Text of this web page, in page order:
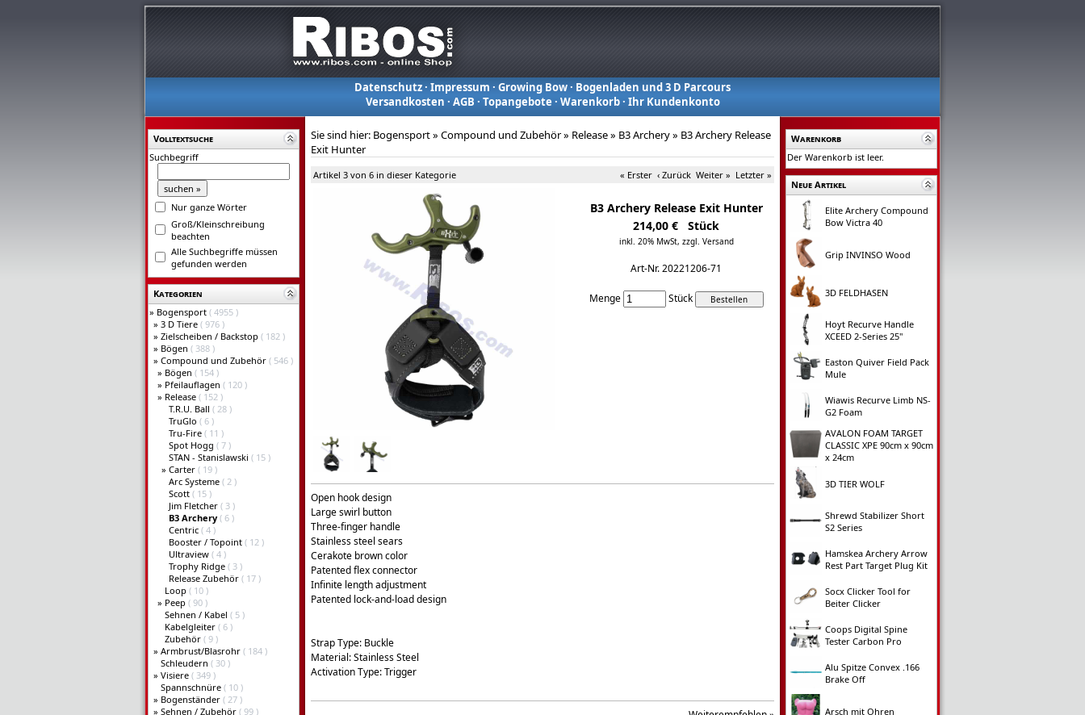
Datenschutz· Impressum · Growing Bow· Bogenladen und 3 D Parcours
Versandkosten · AGB · Topangebote · Warenkorb· Ihr Kundenkonto
Volltextsuche
Suchbegriff
Nur ganze Wörter
Groß/Kleinschreibung
beachten
Alle Suchbegriffe müssen
gefunden werden
Kategorien
» Bogensport ( 4955 )
» 3 D Tiere ( 976 )
» Zielscheiben / Backstop ( 182 )
» Bögen ( 388 )
» Compound und Zubehör ( 546 )
» Bögen ( 154 )
» Pfeilauflagen ( 120 )
» Release ( 152 )
T.R.U. Ball ( 28 )
TruGlo ( 6 )
Tru-Fire ( 11 )
Spot Hogg ( 7 )
STAN - Stanislawski ( 15 )
» Carter ( 19 )
Arc Systeme ( 2 )
Scott ( 15 )
Jim Fletcher ( 3 )
B3 Archery ( 6 )
Centric ( 4 )
Booster / Topoint ( 12 )
Ultraview ( 4 )
Trophy Ridge ( 3 )
Release Zubehör ( 17 )
Loop ( 10 )
» Peep ( 90 )
Sehnen / Kabel ( 5 )
Kabelgleiter ( 6 )
Zubehör ( 9 )
» Armbrust/Blasrohr ( 184 )
Schleudern ( 30 )
» Visiere ( 349 )
Spannschnüre ( 10 )
» Bogenständer ( 27 )
» Sehnen / Zubehör ( 99 )
Sie sind hier: Bogensport» Compound und Zubehör» Release» B3 Archery» B3 Archery Release
Exit Hunter
Artikel 3 von 6 in dieser Kategorie « Erster ‹ Zurück Weiter » Letzter »
B3 Archery Release Exit Hunter
214,00 € Stück
inkl. 20% MwSt, zzgl. Versand
Art-Nr. 20221206-71
Menge Stück
Open hook design
Large swirl button
Three-finger handle
Stainless steel sears
Cerakote brown color
Patented flex connector
Infinite length adjustment
Patented lock-and-load design
Strap Type: Buckle
Material: Stainless Steel
Activation Type: Trigger
Warenkorb
Der Warenkorb ist leer.
Neue Artikel
Elite Archery Compound
Bow Victra 40
Grip INVINSO Wood
3D FELDHASEN
Hoyt Recurve Handle
XCEED 2-Series 25"
Easton Quiver Field Pack
Mule
Wiawis Recurve Limb NS-
G2 Foam
AVALON FOAM TARGET
CLASSIC XPE 90cm x 90cm
x 24cm
3D TIER WOLF
Shrewd Stabilizer Short
S2 Series
Hamskea Archery Arrow
Rest Part Target Plug Kit
Socx Clicker Tool for
Beiter Clicker
Coops Digital Spine
Tester Carbon Pro
Alu Spitze Convex .166
Brake Off
Arsch mit Ohren